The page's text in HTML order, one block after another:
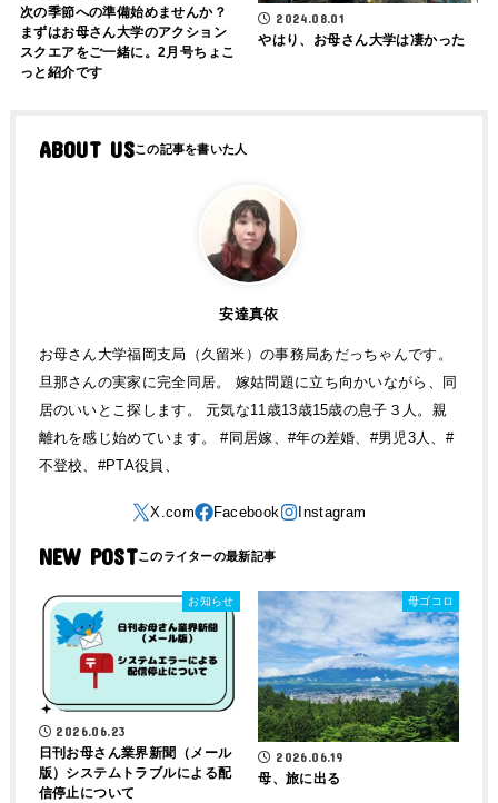
次の季節への準備始めませんか？
まずはお母さん大学のアクション
スクエアをご一緒に。2月号ちょこ
っと紹介です
2024.08.01
やはり、お母さん大学は凄かった
ABOUT US
安達真依
お母さん大学福岡支局（久留米）の事務局あだっちゃんです。
旦那さんの実家に完全同居。 嫁姑問題に立ち向かいながら、同
居のいいとこ探します。 元気な11歳13歳15歳の息子３人。親
離れを感じ始めています。 #同居嫁、#年の差婚、#男児3人、#
不登校、#PTA役員、
NEW POST
お知らせ
2026.06.23
日刊お母さん業界新聞（メール
版）システムトラブルによる配
信停止について
母ゴコロ
2026.06.19
母、旅に出る